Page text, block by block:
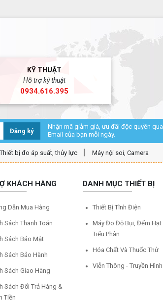
KỸ THUẬT
Hỗ trợ kỹ thuật
0934.616.395
Đăng ký
Nhận mã giảm giá, ưu đãi độc quyền qua
Email của bạn mỗi ngày.
Thiết bị đo áp suất, thủy lực Máy nội soi, Camera
KHÁCH HÀNG
Dẫn Mua Hàng
Sách Thanh Toán
Sách Bảo Mật
Sách Bảo Hành
Sách Giao Hàng
Sách Đổi Trả Hàng &
Tiền
DANH MỤC THIẾT BỊ
Thiết Bị Tĩnh Điện
Máy Đo Độ Bụi, Đếm Hạt
Tiểu Phân
Hóa Chất Và Thuốc Thử
Viễn Thông - Truyền Hình